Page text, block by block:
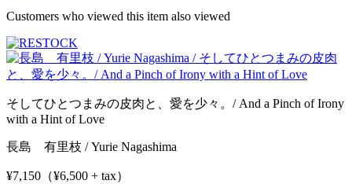
Customers who viewed this item also viewed
そしてひとつまみの皮肉と、愛を少々。/ And a Pinch of Irony
with a Hint of Love
長島 有里枝 / Yurie Nagashima
¥7,150（¥6,500 + tax）